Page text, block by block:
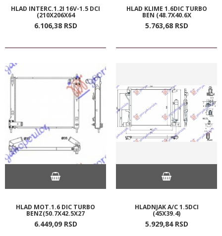
HLAD INTERC.1.2I 16V-1.5 DCI
(210X206X64
6.106,38 RSD
HLAD KLIME 1.6DIC TURBO
BEN (48.7X40.6X
5.763,68 RSD
HLAD MOT.1.6 DIC TURBO
BENZ(50.7X42.5X27
6.449,09 RSD
HLADNJAK A/C 1.5DCI
(45X39.4)
5.929,84 RSD